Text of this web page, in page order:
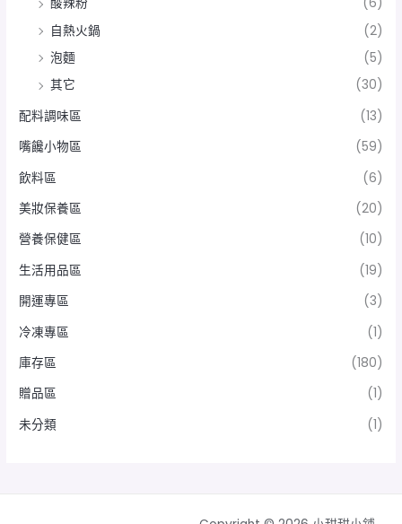
自熱火鍋
(2)
泡麵
(5)
其它
(30)
配料調味區
(13)
嘴饞小物區
(59)
飲料區
(6)
美妝保養區
(20)
營養保健區
(10)
生活用品區
(19)
開運專區
(3)
冷凍專區
(1)
庫存區
(180)
贈品區
(1)
未分類
(1)